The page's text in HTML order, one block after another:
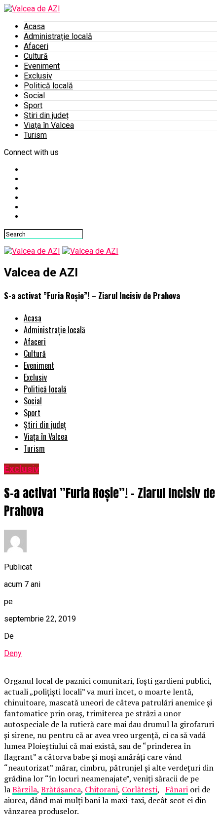
Acasa
Administrație locală
Afaceri
Cultură
Eveniment
Exclusiv
Politică locală
Social
Sport
Știri din județ
Viața în Valcea
Turism
Connect with us
Valcea de AZI
S-a activat ”Furia Roșie”! – Ziarul Incisiv de Prahova
Acasa
Administrație locală
Afaceri
Cultură
Eveniment
Exclusiv
Politică locală
Social
Sport
Știri din județ
Viața în Valcea
Turism
Exclusiv
S-a activat ”Furia Roșie”! – Ziarul Incisiv de
Prahova
Publicat
acum 7 ani
pe
septembrie 22, 2019
De
Deny
Organul local de paznici comunitari, foști gardieni publici,
actuali „polițiști locali” va muri încet, o moarte lentă,
chinuitoare, mascată uneori de câteva patrulări anemice și
fantomatice prin oraș, trimiterea pe străzi a unor
autospeciale de la rutieră care mai dau drumul la girofaruri
și sirene, nu pentru că ar avea vreo urgență, ci ca să vadă
lumea Ploieștiului că mai există, sau de “prinderea în
flagrant” a câtorva babe și moși amărâți care vând
“neautorizat” mărar, cimbru, pătrunjel și alte verdețuri din
grădina lor “în locuri neamenajate”, veniți săracii de pe
laBărzila, Brătășanca, Chițorani, Corlătești, Fânari ori de
aiurea, dând mai mulți bani la maxi-taxi, decât scot ei din
vânzarea produselor.